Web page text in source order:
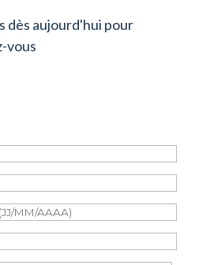
dès aujourd'hui pour
vous